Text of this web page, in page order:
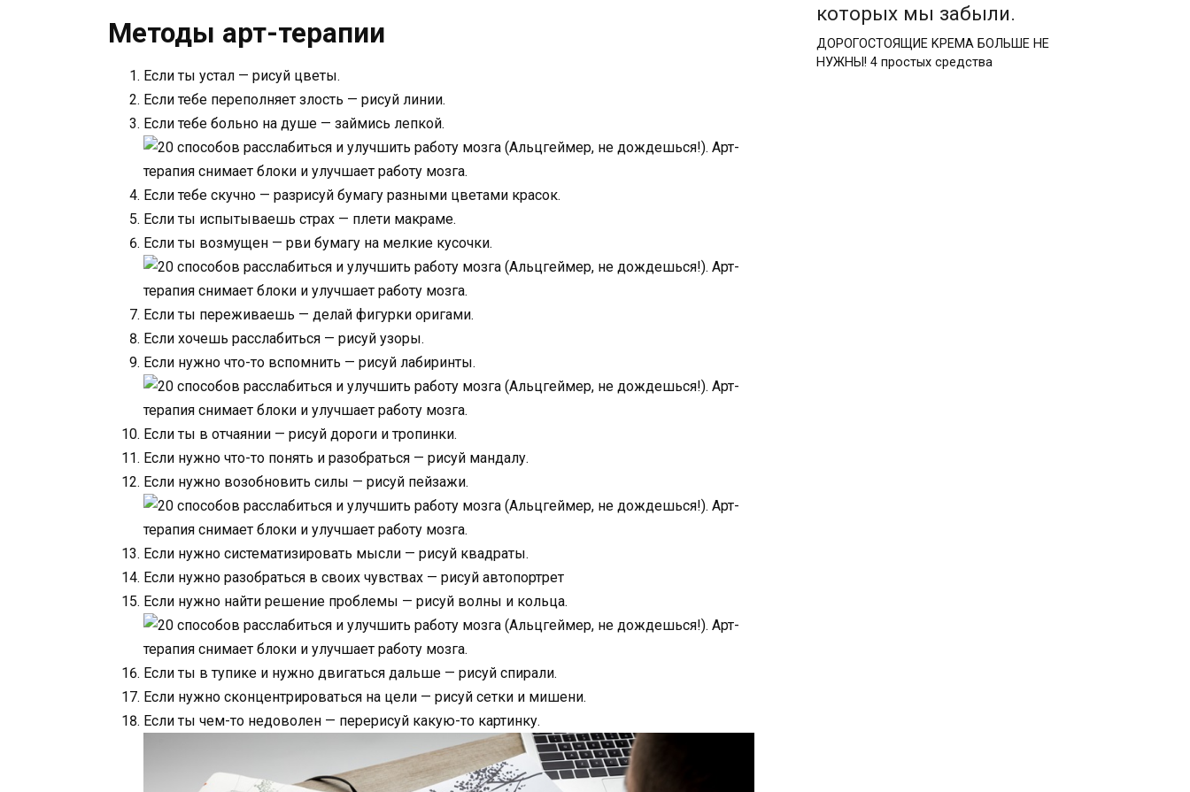
Методы арт-терапии
Если ты устал — рисуй цветы.
Если тебе переполняет злость — рисуй линии.
Если тебе больно на душе — займись лепкой.
Если тебе скучно — разрисуй бумагу разными цветами красок.
Если ты испытываешь страх — плети макраме.
Если ты возмущен — рви бумагу на мелкие кусочки.
Если ты переживаешь — делай фигурки оригами.
Если хочешь расслабиться — рисуй узоры.
Если нужно что-то вспомнить — рисуй лабиринты.
Если ты в отчаянии — рисуй дороги и тропинки.
Если нужно что-то понять и разобраться — рисуй мандалу.
Если нужно возобновить силы — рисуй пейзажи.
Если нужно систематизировать мысли — рисуй квадраты.
Если нужно разобраться в своих чувствах — рисуй автопортрет
Если нужно найти решение проблемы — рисуй волны и кольца.
Если ты в тупике и нужно двигаться дальше — рисуй спирали.
Если нужно сконцентрироваться на цели — рисуй сетки и мишени.
Если ты чем-то недоволен — перерисуй какую-то картинку.
которых мы забыли.
ДОРОГОСТОЯЩИΕ ΚРΕΜА БОЛЬШΕ ΗΕ
ΗУЖΗЫ! 4 простых средства